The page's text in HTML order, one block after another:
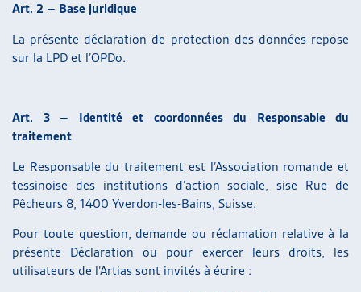
Art. 2 – Base juridique
La présente déclaration de protection des données repose
sur la LPD et l’OPDo.
Art. 3 – Identité et coordonnées du Responsable du
traitement
Le Responsable du traitement est l’Association romande et
tessinoise des institutions d’action sociale, sise Rue de
Pêcheurs 8, 1400 Yverdon-les-Bains, Suisse.
Pour toute question, demande ou réclamation relative à la
présente Déclaration ou pour exercer leurs droits, les
utilisateurs de l’Artias sont invités à écrire :